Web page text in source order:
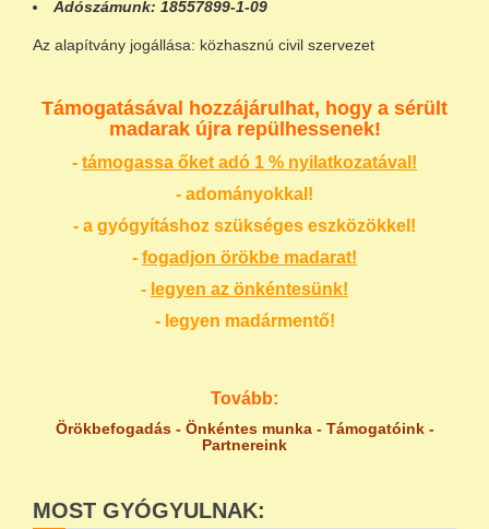
Adószámunk: 18557899-1-09
Az alapítvány jogállása: közhasznú civil szervezet
Támogatásával hozzájárulhat, hogy a sérült
madarak újra repülhessenek!
- támogassa őket adó 1 % nyilatkozatával!
- adományokkal!
- a gyógyításhoz szükséges eszközökkel!
- fogadjon örökbe madarat!
- legyen az önkéntesünk!
- legyen madármentő!
Tovább:
Örökbefogadás - Önkéntes munka- Támogatóink-
Partnereink
MOST GYÓGYULNAK: